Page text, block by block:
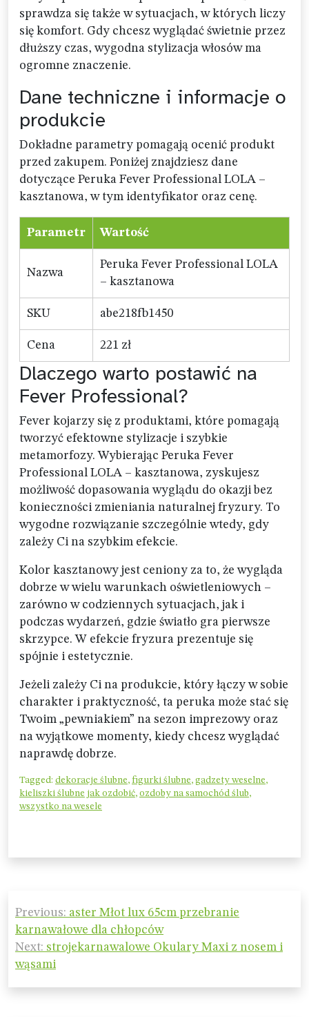
sprawdza się także w sytuacjach, w których liczy
się komfort. Gdy chcesz wyglądać świetnie przez
dłuższy czas, wygodna stylizacja włosów ma
ogromne znaczenie.
Dane techniczne i informacje o
produkcie
Dokładne parametry pomagają ocenić produkt
przed zakupem. Poniżej znajdziesz dane
dotyczące Peruka Fever Professional LOLA –
kasztanowa, w tym identyfikator oraz cenę.
Parametr Wartość
Nazwa
Peruka Fever Professional LOLA
– kasztanowa
SKU abe218fb1450
Cena 221 zł
Dlaczego warto postawić na
Fever Professional?
Fever kojarzy się z produktami, które pomagają
tworzyć efektowne stylizacje i szybkie
metamorfozy. Wybierając Peruka Fever
Professional LOLA – kasztanowa, zyskujesz
możliwość dopasowania wyglądu do okazji bez
konieczności zmieniania naturalnej fryzury. To
wygodne rozwiązanie szczególnie wtedy, gdy
zależy Ci na szybkim efekcie.
Kolor kasztanowy jest ceniony za to, że wygląda
dobrze w wielu warunkach oświetleniowych –
zarówno w codziennych sytuacjach, jak i
podczas wydarzeń, gdzie światło gra pierwsze
skrzypce. W efekcie fryzura prezentuje się
spójnie i estetycznie.
Jeżeli zależy Ci na produkcie, który łączy w sobie
charakter i praktyczność, ta peruka może stać się
Twoim „pewniakiem” na sezon imprezowy oraz
na wyjątkowe momenty, kiedy chcesz wyglądać
naprawdę dobrze.
Tagged: dekoracje ślubne, figurki ślubne, gadzety weselne,
kieliszki ślubne jak ozdobić, ozdoby na samochód ślub,
wszystko na wesele
Nawigacja
wpisu
Previous: aster Młot lux 65cm przebranie
karnawałowe dla chłopców
Next: strojekarnawalowe Okulary Maxi z nosem i
wąsami